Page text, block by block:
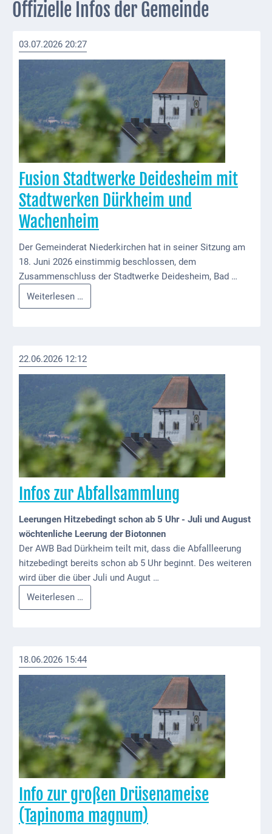
Externe
Gottesdienste
und
Versorgung
Baumaßnahmen
Abfallentsorgung
Energieversorgung
Breitbandausbau/
Telekommunikation
Post
Mobilität
Wasser-
Defibrillatoren
Notfallnummern
Suche
Niederkirchen
bei
Social
Media
Sitemap
Downloads
Historisches
Bau
Schwesternhaus
Deidesheim
1793
Geplante
Regionalbahn
1907
Teilung
Gemarkungen
Offizielle Infos der Gemeinde
03.07.2026 20:27
Fusion Stadtwerke Deidesheim mit
Stadtwerken Dürkheim und
Wachenheim
Der Gemeinderat Niederkirchen hat in seiner Sitzung am
18. Juni 2026 einstimmig beschlossen, dem
Zusammenschluss der Stadtwerke Deidesheim, Bad …
Weiterlesen …
Stadtwerke
Stadtwerken
Dürkheim
Wachenheim
22.06.2026 12:12
Infos zur Abfallsammlung
Leerungen Hitzebedingt schon ab 5 Uhr - Juli und August
wöchtenliche Leerung der Biotonnen
Der AWB Bad Dürkheim teilt mit, dass die Abfallleerung
hitzebedingt bereits schon ab 5 Uhr beginnt. Des weiteren
wird über die über Juli und Augut …
Weiterlesen …
zur
18.06.2026 15:44
Info zur großen Drüsenameise
(Tapinoma magnum)